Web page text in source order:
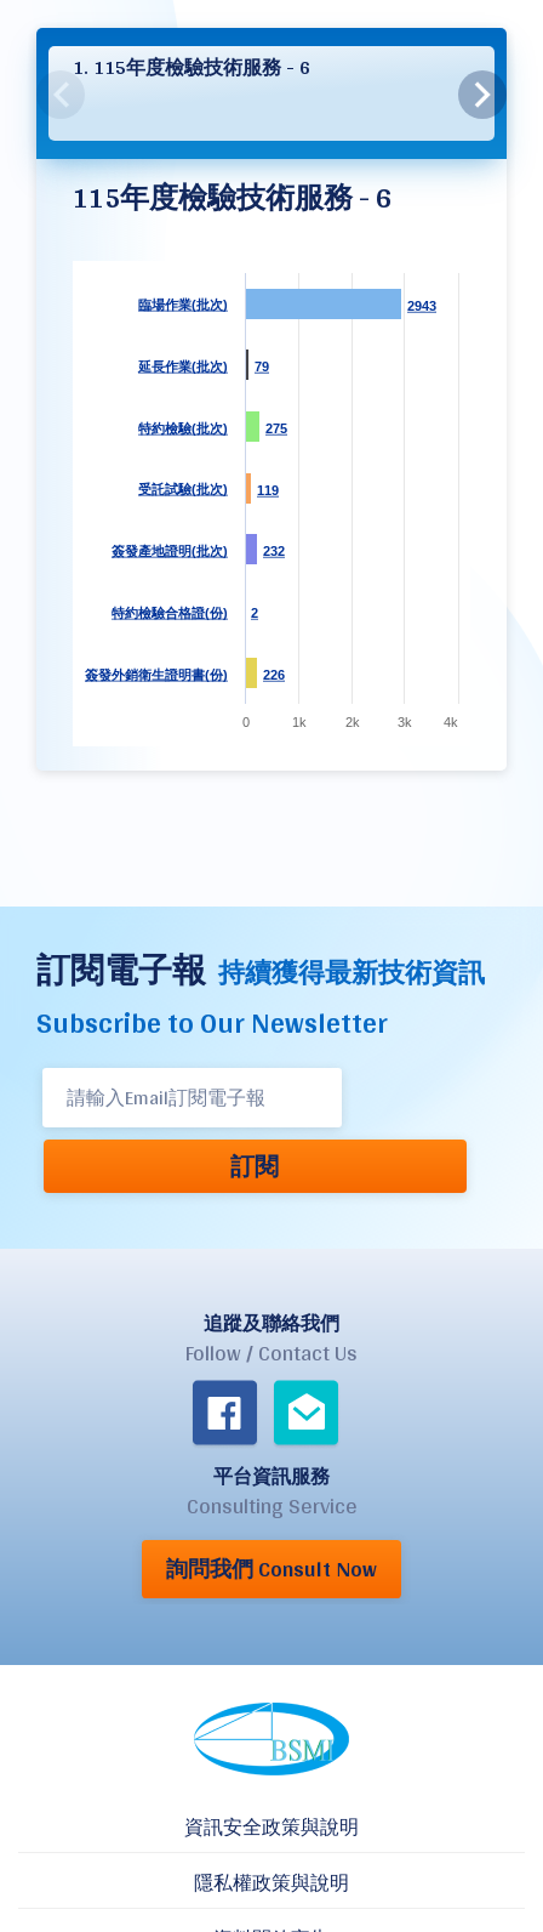
1. 115年度檢驗技術服務 - 6
115年度檢驗技術服務 - 6
2943
2943
79
79
275
275
119
119
232
232
2
2
226
226
臨場作業(批次)
延長作業(批次)
特約檢驗(批次)
受託試驗(批次)
簽發產地證明(批次)
特約檢驗合格證(份)
簽發外銷衛生證明書(份)
0 1k 2k 3k 4k
訂閱電子報 持續獲得最新技術資訊
Subscribe to Our Newsletter
訂閱
追蹤及聯絡我們
Follow / Contact Us
平台資訊服務
Consulting Service
詢問我們 Consult Now
資訊安全政策與說明
隱私權政策與說明